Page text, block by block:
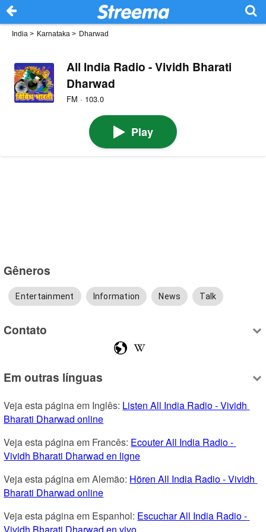
India > Karnataka > Dharwad
All India Radio - Vividh Bharati
Dharwad
FM · 103.0
Play
Gêneros
Entertainment Information News Talk
Contato
Em outras línguas
Veja esta página em Inglês: Listen All India Radio - Vividh
Bharati Dharwad online
Veja esta página em Francês: Ecouter All India Radio -
Vividh Bharati Dharwad en ligne
Veja esta página em Alemão: Hören All India Radio - Vividh
Bharati Dharwad online
Veja esta página em Espanhol: Escuchar All India Radio -
Vividh Bharati Dharwad en vivo